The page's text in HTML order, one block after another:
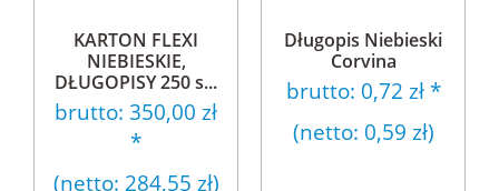
KARTON FLEXI
NIEBIESKIE,
DŁUGOPISY 250 s...
brutto: 350,00 zł
*
(netto: 284,55 zł)
Długopis Niebieski
Corvina
brutto: 0,72 zł*
(netto: 0,59 zł)